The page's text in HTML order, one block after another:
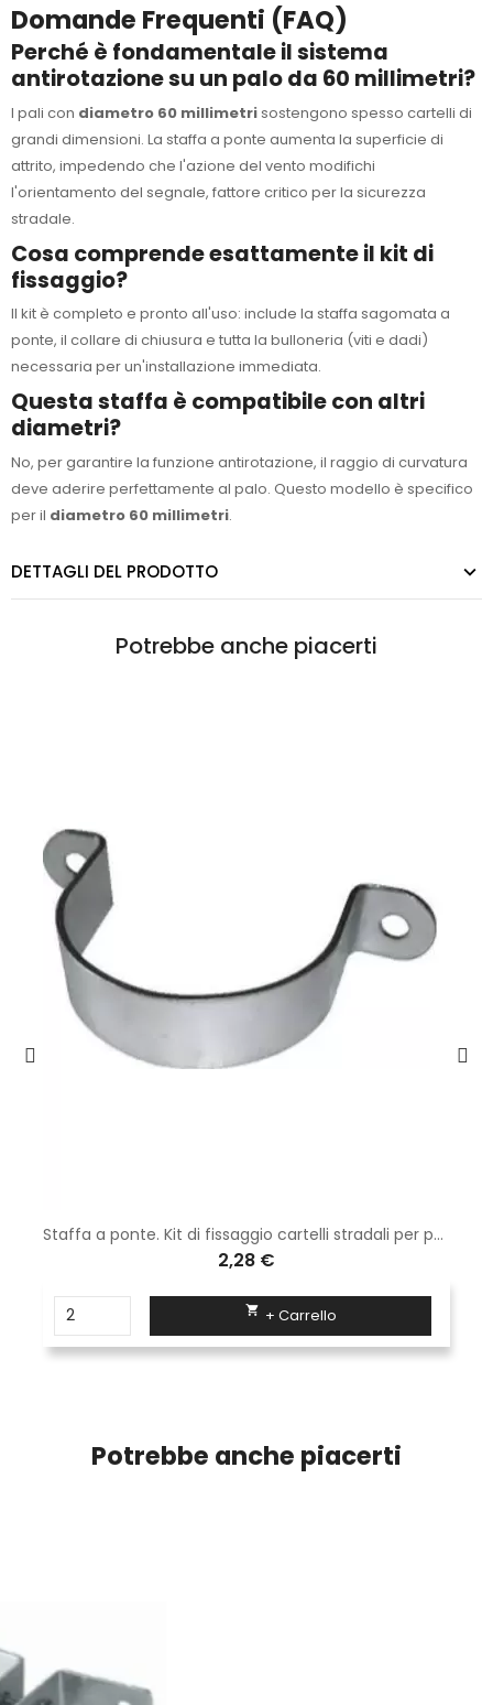
Domande Frequenti (FAQ)
Perché è fondamentale il sistema
antirotazione su un palo da 60 millimetri?
I pali con diametro 60 millimetrisostengono spesso cartelli di
grandi dimensioni. La staffa a ponte aumenta la superficie di
attrito, impedendo che l'azione del vento modifichi
l'orientamento del segnale, fattore critico per la sicurezza
stradale.
Cosa comprende esattamente il kit di
fissaggio?
Il kit è completo e pronto all'uso: include la staffa sagomata a
ponte, il collare di chiusura e tutta la bulloneria (viti e dadi)
necessaria per un'installazione immediata.
Questa staffa è compatibile con altri
diametri?
No, per garantire la funzione antirotazione, il raggio di curvatura
deve aderire perfettamente al palo. Questo modello è specifico
per il diametro 60 millimetri.
DETTAGLI DEL PRODOTTO
Potrebbe anche piacerti
Staffa a ponte. Kit di fissaggio cartelli stradali per pali da diam90 mm composta da collare viti con dado.
2,28 €
 + Carrello
Potrebbe anche piacerti